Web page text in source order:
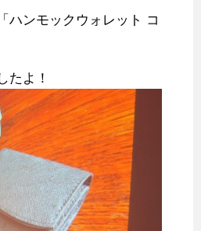
ハンモックウォレット コ
たよ！